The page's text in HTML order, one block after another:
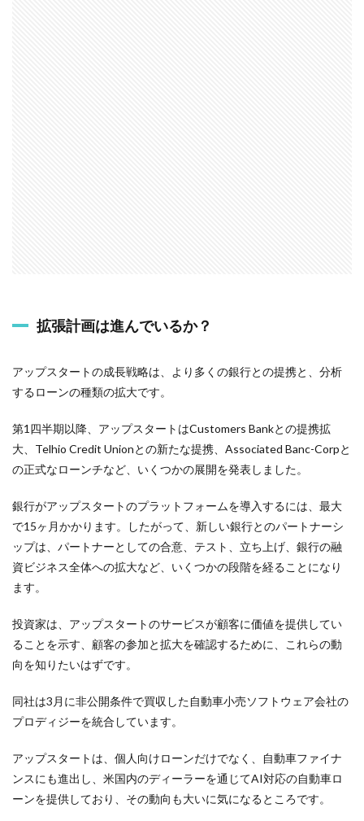
拡張計画は進んでいるか？
アップスタートの成長戦略は、より多くの銀行との提携と、分析
するローンの種類の拡大です。
第1四半期以降、アップスタートはCustomers Bankとの提携拡
大、Telhio Credit Unionとの新たな提携、Associated Banc-Corpと
の正式なローンチなど、いくつかの展開を発表しました。
銀行がアップスタートのプラットフォームを導入するには、最大
で15ヶ月かかります。したがって、新しい銀行とのパートナーシ
ップは、パートナーとしての合意、テスト、立ち上げ、銀行の融
資ビジネス全体への拡大など、いくつかの段階を経ることになり
ます。
投資家は、アップスタートのサービスが顧客に価値を提供してい
ることを示す、顧客の参加と拡大を確認するために、これらの動
向を知りたいはずです。
同社は3月に非公開条件で買収した自動車小売ソフトウェア会社の
プロディジーを統合しています。
アップスタートは、個人向けローンだけでなく、自動車ファイナ
ンスにも進出し、米国内のディーラーを通じてAI対応の自動車ロ
ーンを提供しており、その動向も大いに気になるところです。